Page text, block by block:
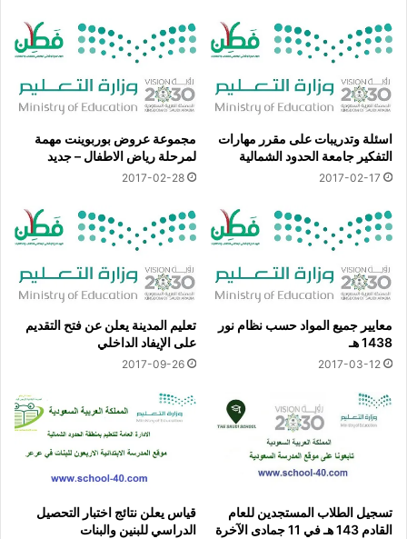
اسئلة وتدريبات على مقرر مهارات
التفكير جامعة الحدود الشمالية
2017-02-17
مجموعة عروض بوربوينت مهمة
لمرحلة رياض الاطفال – جديد
2017-02-28
معايير جميع المواد حسب نظام نور
1438 هـ
2017-03-12
تعليم المدينة يعلن عن فتح التقديم
على الإيفاد الداخلي
2017-09-26
تسجيل الطلاب المستجدين للعام
القادم 143 هـ في 11 جمادى الآخرة
قياس يعلن نتائج اختبار التحصيل
الدراسي للبنين والبنات